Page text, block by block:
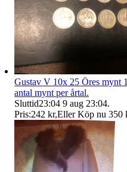
Gustav V 10x 25 Öres mynt
antal mynt per årtal.
Sluttid23:04 9 aug 23:04.
Pris:242 kr,Eller Köp nu 350